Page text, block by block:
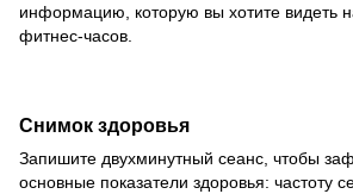
информацию, которую вы хотите видеть
фитнес-часов.
Снимок здоровья
Запишите двухминутный сеанс, чтобы
основные показатели здоровья: частоту